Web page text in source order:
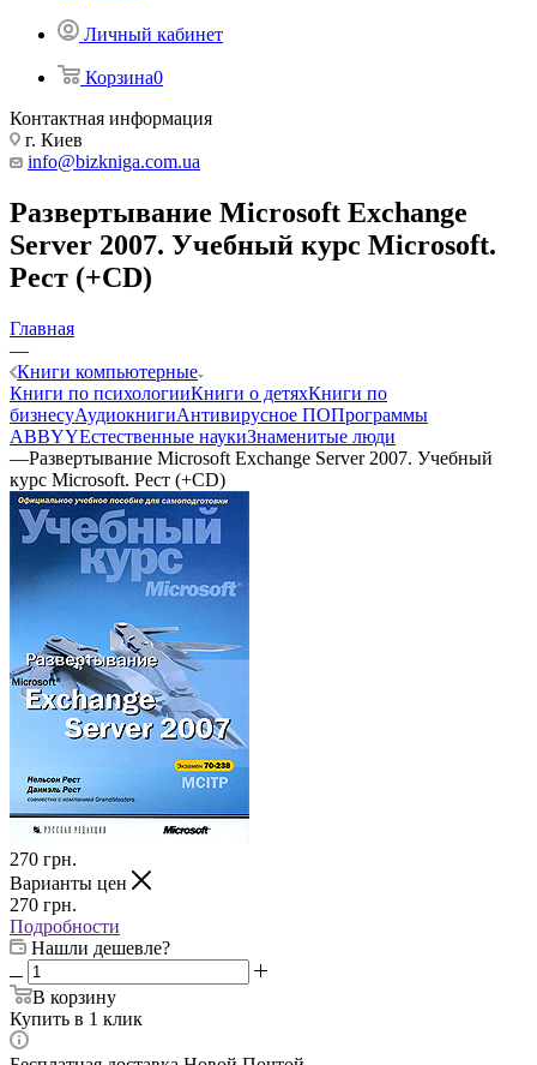
Личный кабинет
Корзина0
Контактная информация
г. Киев
info@bizkniga.com.ua
Развертывание Microsoft Exchange
Server 2007. Учебный курс Microsoft.
Рест (+CD)
Главная
—
Книги компьютерные
Книги по психологииКниги о детяхКниги по
бизнесуАудиокнигиАнтивирусное ПОПрограммы
ABBYYЕстественные наукиЗнаменитые люди
—Развертывание Microsoft Exchange Server 2007. Учебный
курс Microsoft. Рест (+CD)
270 грн.
Варианты цен
270 грн.
Подробности
Нашли дешевле?
В корзину
Купить в 1 клик